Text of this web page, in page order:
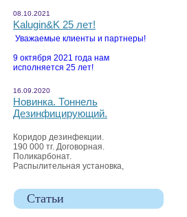
08.10.2021
Kalugin&K 25 лет!
Уважаемые клиенты и партнеры!
9 октября 2021 года нам
исполняется 25 лет!
16.09.2020
Новинка. Тоннель
Дезинфицирующий.
Коридор дезинфекции.
190 000 тг. Договорная.
Поликарбонат.
Распылительная установка,
Статьи